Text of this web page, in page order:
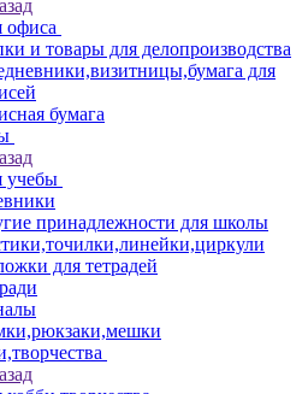
офиса
и товары для делопроизводства
для
бумага
учебы
принадлежности для школы
для тетрадей